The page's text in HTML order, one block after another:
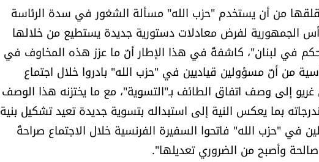
قلقها من أن يستخدم "حزب الله" مسألة الشغور في سدة الرئاسة
الجمهورية لفرض معادلات دستورية جديدة يستطيع من خلالها
في لبنان"، كاشفةً في هذا الإطار أنّ ما عزز هذه المخاوف في
من أنّ مسؤولين قياديين في "حزب الله" بادروا خلال اجتماع
إلى وصف اتفاق الطائف بـ"التسوية"، مع ما يختزنه هذا الوصف
بما يعكس النية إلى استبداله بتسوية جديدة تعيد تشكيل بنية
في "حزب الله" فاتحوا السفيرة الفرنسية خلال الاجتماع صراحةً
وأصبح من الضروري تعديلها".